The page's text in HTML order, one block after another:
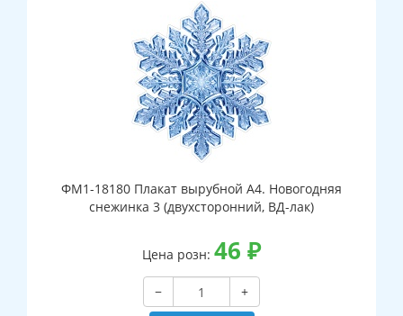
ФМ1-18180 Плакат вырубной А4. Новогодняя
снежинка 3 (двухсторонний, ВД-лак)
Цена розн: 46 ₽
−
+